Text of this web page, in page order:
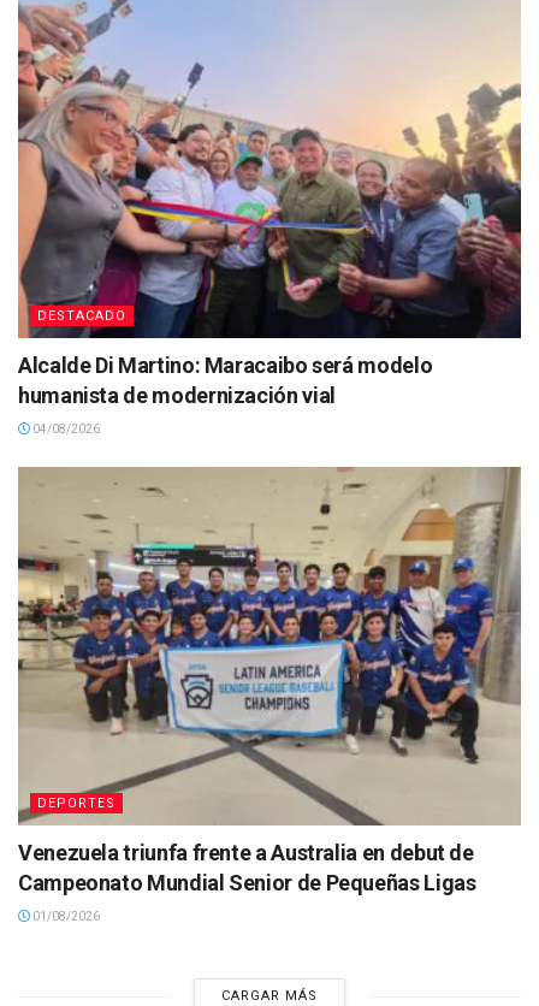
DESTACADO
Alcalde Di Martino: Maracaibo será modelo
humanista de modernización vial
04/08/2026
DEPORTES
Venezuela triunfa frente a Australia en debut de
Campeonato Mundial Senior de Pequeñas Ligas
01/08/2026
CARGAR MÁS